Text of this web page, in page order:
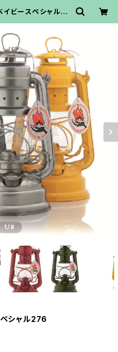
ビースペシャル27
1/8
シャル276